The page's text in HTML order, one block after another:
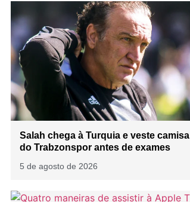
Salah chega à Turquia e veste camisa
do Trabzonspor antes de exames
5 de agosto de 2026